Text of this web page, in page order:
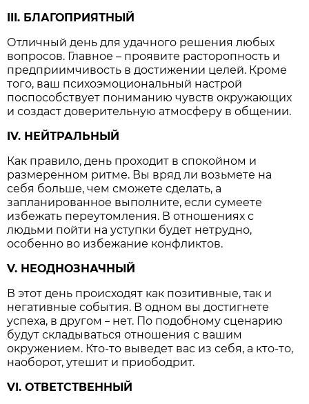
III. БЛАГОПРИЯТНЫЙ
Отличный день для удачного решения любых
вопросов. Главное – проявите расторопность и
предприимчивость в достижении целей. Кроме
того, ваш психоэмоциональный настрой
поспособствует пониманию чувств окружающих
и создаст доверительную атмосферу в общении.
IV. НЕЙТРАЛЬНЫЙ
Как правило, день проходит в спокойном и
размеренном ритме. Вы вряд ли возьмете на
себя больше, чем сможете сделать, а
запланированное выполните, если сумеете
избежать переутомления. В отношениях с
людьми пойти на уступки будет нетрудно,
особенно во избежание конфликтов.
V. НЕОДНОЗНАЧНЫЙ
В этот день происходят как позитивные, так и
негативные события. В одном вы достигнете
успеха, в другом– нет. По подобному сценарию
будут складываться отношения с вашим
окружением. Кто-то выведет вас из себя, а кто-то,
наоборот, утешит и приободрит.
VI. ОТВЕТСТВЕННЫЙ